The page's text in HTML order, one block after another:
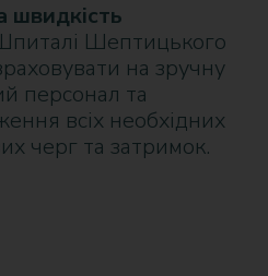
швидкість
Шептицького
на зручну
персонал та
всіх необхідних
черг та затримок.